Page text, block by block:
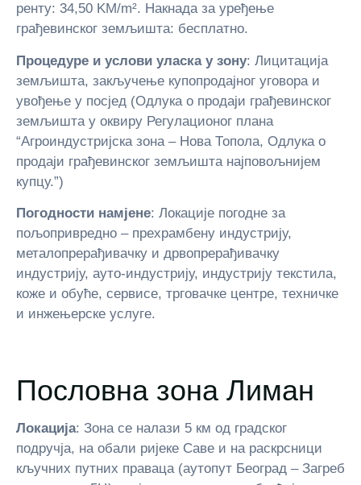
ренту: 34,50 KM/m². Накнада за уређење
грађевинског земљишта: бесплатно.
Процедуре и услови уласка у зону: Лицитација
земљишта, закључење купопродајног уговора и
увођење у посјед (Одлука о продаји грађевинског
земљишта у оквиру Регулационог плана
“Агроиндустријска зона – Нова Топола, Одлука о
продаји грађевинског земљишта најповољнијем
купцу.”)
Погодности намјене: Локације погодне за
пољопривредно – прехрамбену индустрију,
металопрерађивачку и дрвопрерађивачку
индустрију, ауто-индустрију, индустрију текстила,
коже и обуће, сервисе, трговачке центре, техничке
и инжењерске услуге.
Пословна зона Лиман
Локација: Зона се налази 5 км од градског
подручја, на обали ријеке Саве и на раскрсници
кључних путних праваца (аутопут Београд – Загреб